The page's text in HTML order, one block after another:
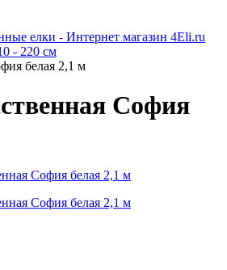
елки - Интернет магазин 4Eli.ru
- 220 см
белая 2,1 м
София